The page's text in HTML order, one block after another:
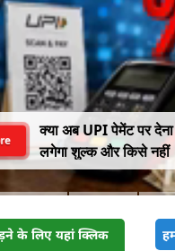
क्या अब UPI पेमेंट पर देना
लगेगा शुल्क और किसे नहीं
के लिए यहां क्लिक